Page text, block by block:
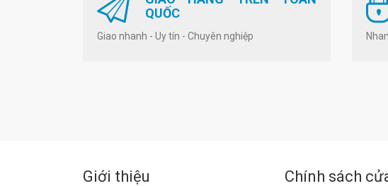
QUỐC
Giao nhanh - Uy tín - Chuyên nghiệp
Giới thiệu Chính sách